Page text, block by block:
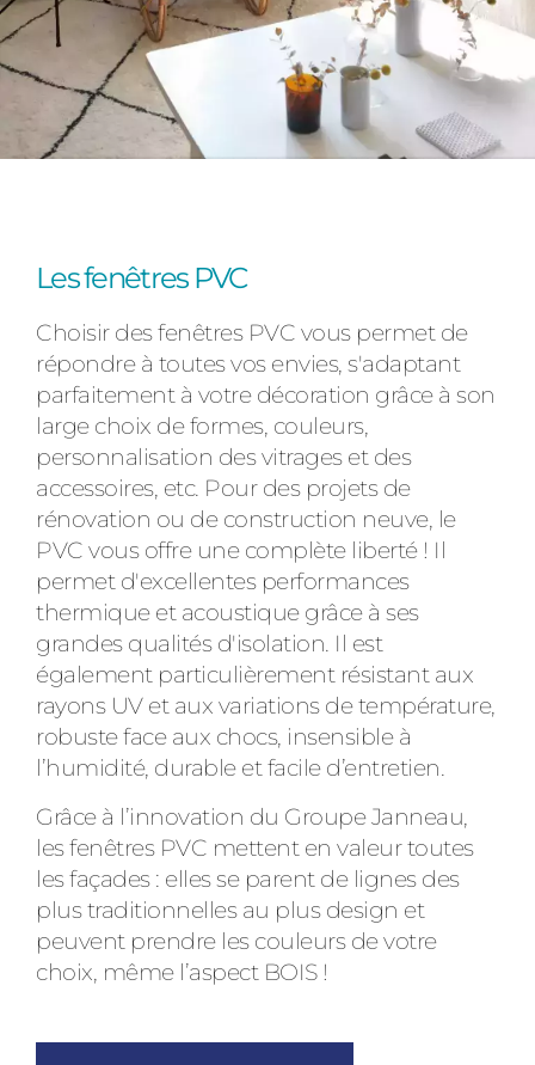
Les fenêtres PVC
Choisir des fenêtres PVC vous permet de
répondre à toutes vos envies, s'adaptant
parfaitement à votre décoration grâce à son
large choix de formes, couleurs,
personnalisation des vitrages et des
accessoires, etc. Pour des projets de
rénovation ou de construction neuve, le
PVC vous offre une complète liberté ! Il
permet d'excellentes performances
thermique et acoustique grâce à ses
grandes qualités d'isolation. Il est
également particulièrement résistant aux
rayons UV et aux variations de température,
robuste face aux chocs, insensible à
l’humidité, durable et facile d’entretien.
Grâce à l’innovation du Groupe Janneau,
les fenêtres PVC mettent en valeur toutes
les façades : elles se parent de lignes des
plus traditionnelles au plus design et
peuvent prendre les couleurs de votre
choix, même l’aspect BOIS !